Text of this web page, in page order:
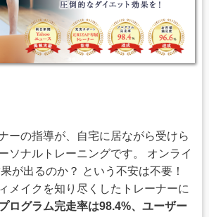
ーの指導が、自宅に居ながら受けら
ソナルトレーニングです。 オンライ
が出るのか？ という不安は不要！
メイクを知り尽くしたトレーナーに
ログラム完走率は98.4%、ユーザー